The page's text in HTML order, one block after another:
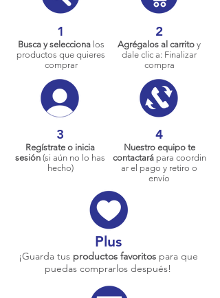
1
Busca y seleccionalos
productos que quieres
comprar
2
Agrégalos al carrito y
dale clic a: Finalizar
compra
3
Regístrate o inicia
sesión (si aún no lo has
hecho)
4
Nuestro equipo te
contactarápara coordin
ar el pago y retiro o
envío
Plus
¡Guarda tus productos favoritos para que
puedas comprarlos después!